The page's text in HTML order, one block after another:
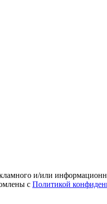
и/или
с Политикой